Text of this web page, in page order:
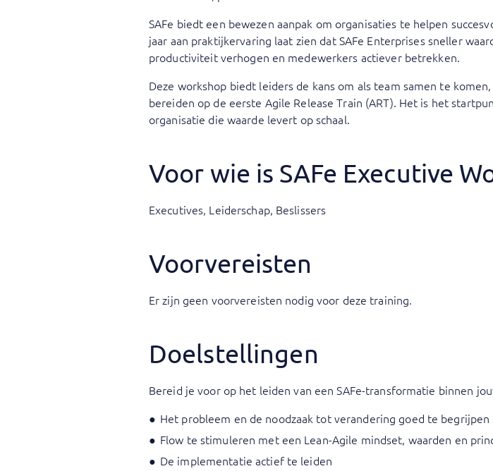
SAFe biedt een bewezen aanpak om organisaties te helpen
jaar aan praktijkervaring laat zien dat SAFe Enterprises sneller
productiviteit verhogen en medewerkers actiever betrekken.
Deze workshop biedt leiders de kans om als team samen te
bereiden op de eerste Agile Release Train (ART). Het is het
organisatie die waarde levert op schaal.
Voor wie is SAFe Executive
Executives, Leiderschap, Beslissers
Voorvereisten
Er zijn geen voorvereisten nodig voor deze training.
Doelstellingen
Bereid je voor op het leiden van een SAFe-transformatie binnen
Het probleem en de noodzaak tot verandering goed te begrijpen
Flow te stimuleren met een Lean-Agile mindset, waarden en
De implementatie actief te leiden